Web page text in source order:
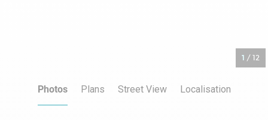
1 / 12
Photos Plans Street View Localisation